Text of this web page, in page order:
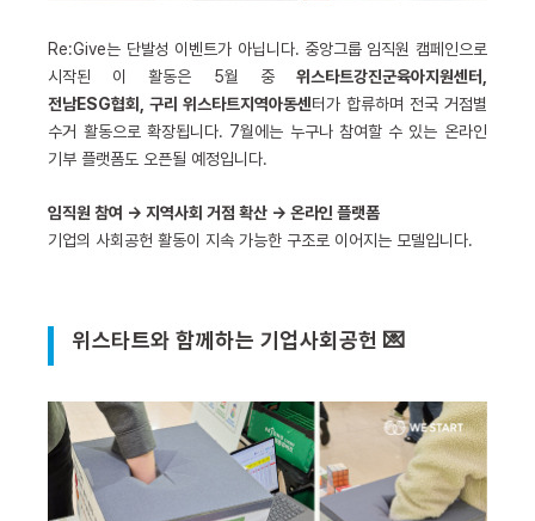
Re:Give는 단발성 이벤트가 아닙니다. 중앙그룹 임직원 캠페인으로
시작된 이 활동은 5월 중 위스타트강진군육아지원센터,
전남ESG협회, 구리 위스타트지역아동센터가 합류하며 전국 거점별
수거 활동으로 확장됩니다. 7월에는 누구나 참여할 수 있는 온라인
기부 플랫폼도 오픈될 예정입니다.
임직원 참여 → 지역사회 거점 확산 → 온라인 플랫폼
기업의 사회공헌 활동이 지속 가능한 구조로 이어지는 모델입니다.
위스타트와 함께하는 기업사회공헌 💌